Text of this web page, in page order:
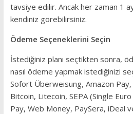
tavsiye edilir. Ancak her zaman 1
kendiniz görebilirsiniz.
Ödeme Seçeneklerini Seçin
İstediğiniz planı seçtikten sonra,
nasıl ödeme yapmak istediğinizi
Sofort Überweisung, Amazon
Bitcoin, Litecoin, SEPA (Single
Pay, Web Money, PaySera, iDeal